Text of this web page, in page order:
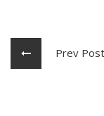
Prev Post